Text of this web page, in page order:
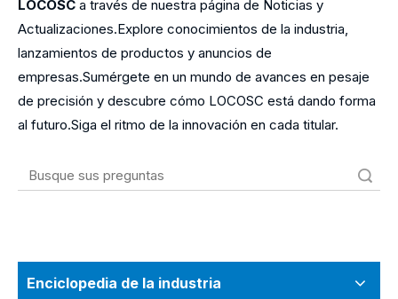
LOCOSC a través de nuestra página de Noticias y
Actualizaciones.Explore conocimientos de la industria,
lanzamientos de productos y anuncios de
empresas.Sumérgete en un mundo de avances en pesaje
de precisión y descubre cómo LOCOSC está dando forma
al futuro.Siga el ritmo de la innovación en cada titular.
Enciclopedia de la industria